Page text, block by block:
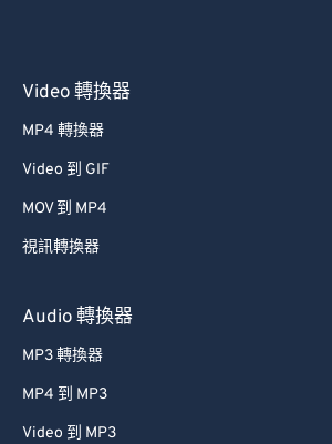
Video 轉換器
MP4 轉換器
Video 到 GIF
MOV 到 MP4
視訊轉換器
Audio 轉換器
MP3 轉換器
MP4 到 MP3
Video 到 MP3